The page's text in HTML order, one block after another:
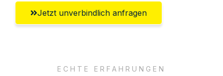
Jetzt unverbindlich anfragen
ECHTE ERFAHRUNGEN